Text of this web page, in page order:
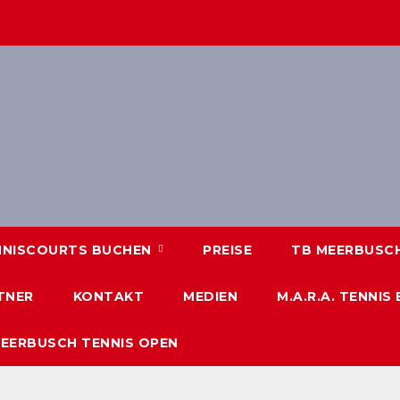
BUCHEN PREISE TB
KONTAKT MEDIEN M.A.R.A. TENNIS
TENNIS OPEN